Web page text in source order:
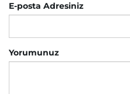
E-posta Adresiniz
Yorumunuz